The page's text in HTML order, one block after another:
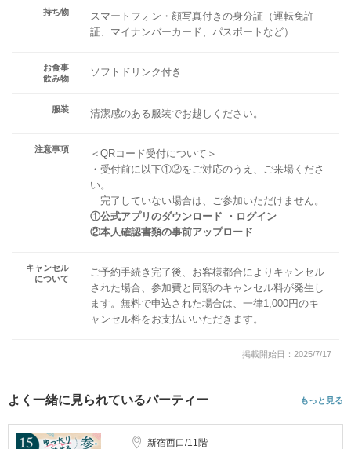
持ち物
スマートフォン・顔写真付きの身分証（運転免許
証、マイナンバーカード、パスポートなど）
お食事
飲み物
ソフトドリンク付き
服装 清潔感のある服装でお越しください。
注意事項
＜QRコード受付について＞
・受付前に以下①②をご対応のうえ、ご来場くださ
い。
完了していない場合は、ご参加いただけません。
①公式アプリのダウンロード ・ログイン
②本人確認書類の事前アップロード
キャンセル
について
ご予約手続き完了後、お客様都合によりキャンセル
された場合、参加費と同額のキャンセル料が発生し
ます。無料で申込された場合は、一律1,000円のキ
ャンセル料をお支払いいただきます。
掲載開始日：2025/7/17
よく一緒に見られているパーティー もっと見る
新宿西口/11階